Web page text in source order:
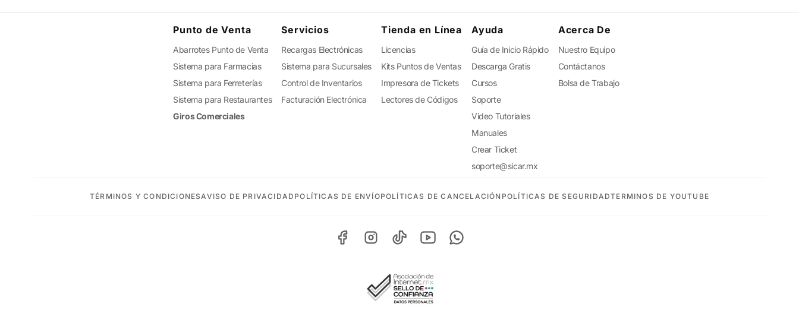
Punto de Venta
Abarrotes Punto de Venta
Sistema para Farmacias
Sistema para Ferreterías
Sistema para Restaurantes
Giros Comerciales
Servicios
Recargas Electrónicas
Sistema para Sucursales
Control de Inventarios
Facturación Electrónica
Tienda en Línea
Licencias
Kits Puntos de Ventas
Impresora de Tickets
Lectores de Códigos
Ayuda
Guía de Inicio Rápido
Descarga Gratis
Cursos
Soporte
Video Tutoriales
Manuales
Crear Ticket
soporte@sicar.mx
Acerca De
Nuestro Equipo
Contáctanos
Bolsa de Trabajo
TÉRMINOS Y CONDICIONESAVISO DE PRIVACIDAD POLÍTICAS DE ENVÍOPOLÍTICAS DE CANCELACIÓN POLÍTICAS DE SEGURIDADTERMINOS DE YOUTUBE